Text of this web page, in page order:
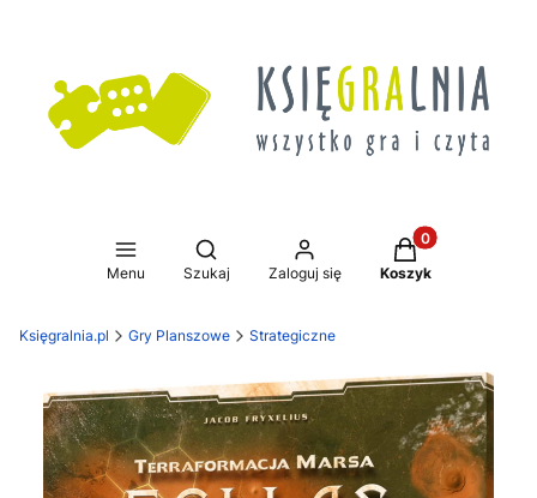
Menu
Otwórz wyszukiwarkę
Szukaj Zaloguj się
Produkty w
Koszyk
Księgralnia.pl Gry Planszowe Strategiczne